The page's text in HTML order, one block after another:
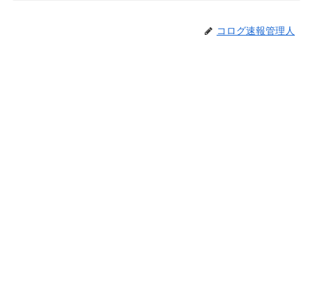
コログ速報管理人